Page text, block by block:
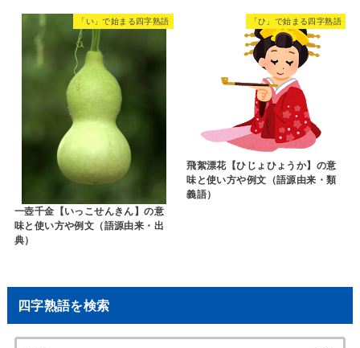
「い」で始まる四字熟語
一壺千金【いっこせんきん】の意
味と使い方や例文（語源由来・出
典）
「ひ」で始まる四字熟語
飛絮漂花【ひじょひょうか】の意
味と使い方や例文（語源由来・類
義語）
四字熟語を検索